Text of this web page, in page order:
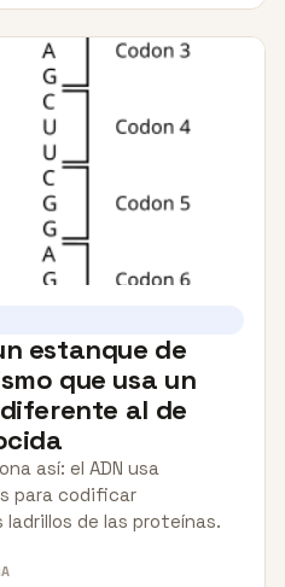
estanque de
que usa un
al de
así: el ADN usa
para codificar
de las proteínas.